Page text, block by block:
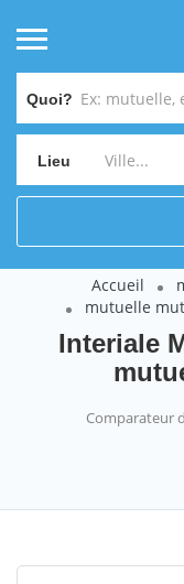
Quoi?
Lieu
Accueil
mutuelle
Interiale
Comparateur